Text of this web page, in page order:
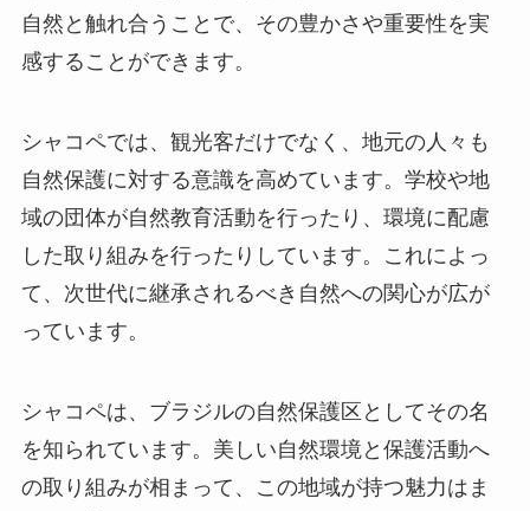
自然と触れ合うことで、その豊かさや重要性を実
感することができます。
シャコペでは、観光客だけでなく、地元の人々も
自然保護に対する意識を高めています。学校や地
域の団体が自然教育活動を行ったり、環境に配慮
した取り組みを行ったりしています。これによっ
て、次世代に継承されるべき自然への関心が広が
っています。
シャコペは、ブラジルの自然保護区としてその名
を知られています。美しい自然環境と保護活動へ
の取り組みが相まって、この地域が持つ魅力はま